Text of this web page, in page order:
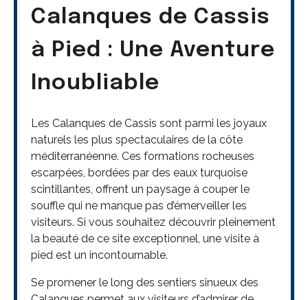
Calanques de Cassis
à Pied : Une Aventure
Inoubliable
Les Calanques de Cassis sont parmi les joyaux
naturels les plus spectaculaires de la côte
méditerranéenne. Ces formations rocheuses
escarpées, bordées par des eaux turquoise
scintillantes, offrent un paysage à couper le
souffle qui ne manque pas d’émerveiller les
visiteurs. Si vous souhaitez découvrir pleinement
la beauté de ce site exceptionnel, une visite à
pied est un incontournable.
Se promener le long des sentiers sinueux des